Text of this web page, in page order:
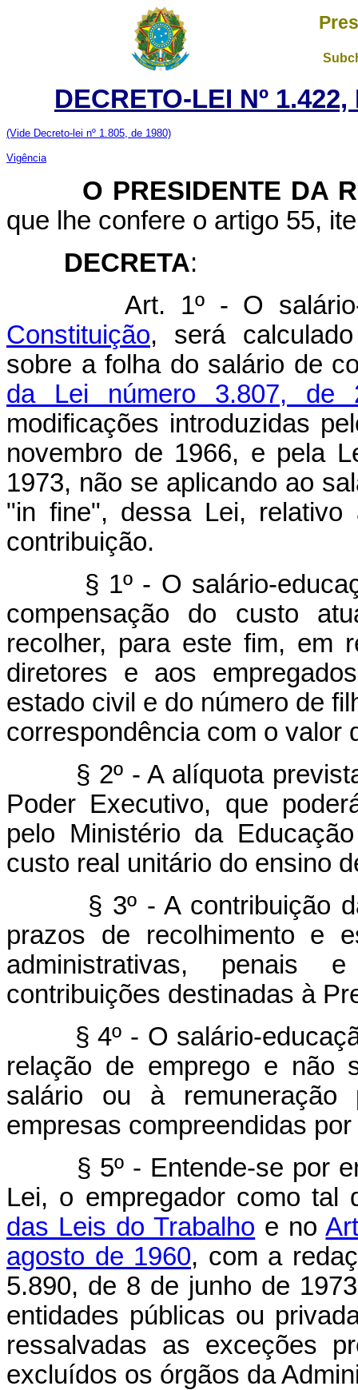
DECRETO-LEI Nº
(Vide Decreto-lei nº 1.805, de 1980)
Vigência
O PRESIDENTE DA
que lhe confere o artigo 55,
DECRETA:
Art. 1º - O salário-
Constituição, será
sobre a folha do salário de
da Lei número 3.807, de
modificações introduzidas
novembro de 1966, e pela
1973, não se aplicando ao
"in fine", dessa Lei,
contribuição.
§ 1º - O salário-
compensação do custo
recolher, para este fim, em
diretores e aos
estado civil e do número de
correspondência com o valor
§ 2º - A alíquota prevista
Poder Executivo, que
pelo Ministério da
custo real unitário do ensino
§ 3º - A contribuição da
prazos de recolhimento e
administrativas, penais
contribuições destinadas à
§ 4º - O salário-
relação de emprego e não
salário ou à remuneração
empresas compreendidas
§ 5º - Entende-se por
Lei, o empregador como tal
das Leis do Trabalho e no
agosto de 1960, com a
5.890, de 8 de junho de
entidades públicas ou
ressalvadas as exceções
excluídos os órgãos da